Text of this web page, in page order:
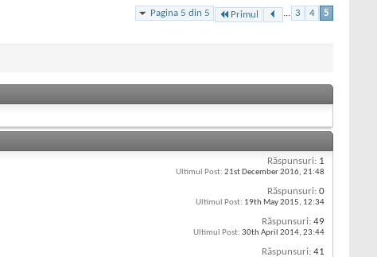
Pagina 5 din 5 Primul ... 3 4 5
Răspunsuri: 1
Ultimul Post: 21st December 2016, 21:48
Răspunsuri: 0
Ultimul Post: 19th May 2015, 12:34
Răspunsuri: 49
Ultimul Post: 30th April 2014, 23:44
Răspunsuri: 41